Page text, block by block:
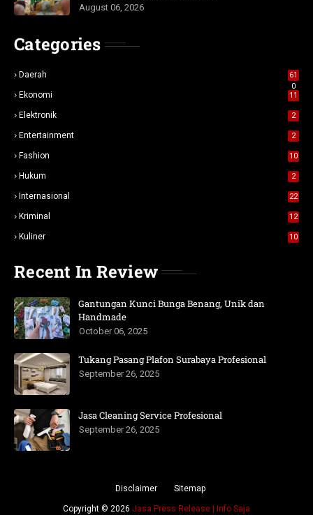
August 06, 2026
Categories
Daerah
61
0
Ekonomi 11
Elektronik 2
Entertainment 2
Fashion 10
Hukum 2
Internasional 22
Kriminal 12
Kuliner 10
Recent In Review
Gantungan Kunci Bunga Benang, Unik dan
Handmade
October 06, 2025
Tukang Pasang Plafon Surabaya Profesional
September 26, 2025
Jasa Cleaning Service Profesional
September 26, 2025
Disclaimer Sitemap
Copyright © 2026 Jasa Press Release | Info Saja